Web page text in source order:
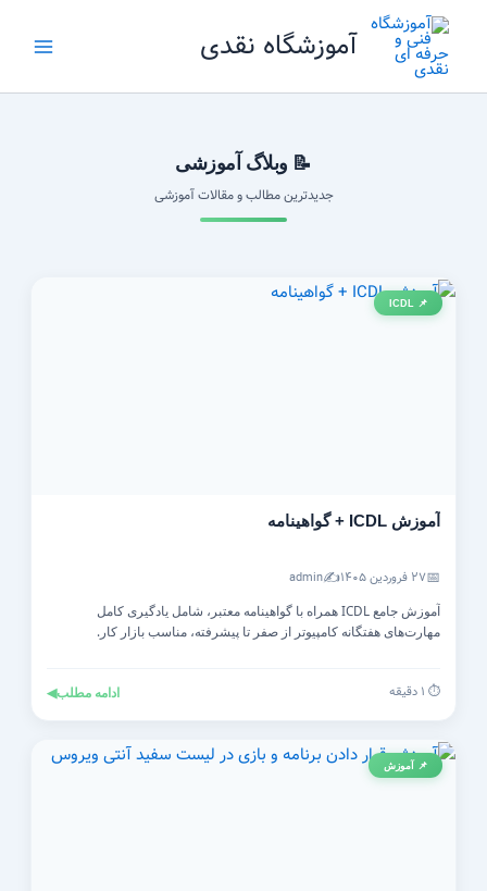
آموزشگاه نقدی
📝 وبلاگ آموزشی
جدیدترین مطالب و مقالات آموزشی
📌 ICDL
آموزش ICDL + گواهینامه
📅۲۷ فروردین ۱۴۰۵ ✍️
admin
آموزش جامع ICDL همراه با گواهینامه معتبر، شامل یادگیری کامل
مهارت‌های هفتگانه کامپیوتر از صفر تا پیشرفته، مناسب بازار کار.
⏱️ ۱ دقیقه ادامه مطلب◀
📌 آموزش